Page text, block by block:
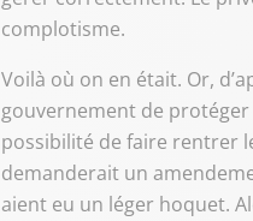
complotisme.
Voilà où on en était. Or,
gouvernement de protéger
possibilité de faire rentrer
demanderait un
aient eu un léger hoquet.